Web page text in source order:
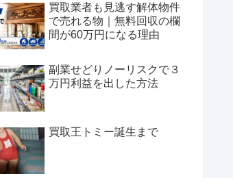
買取業者も見逃す解体物件
で売れる物｜無料回収の欄
間が60万円になる理由
副業せどりノーリスクで３
万円利益を出した方法
買取王トミー誕生まで